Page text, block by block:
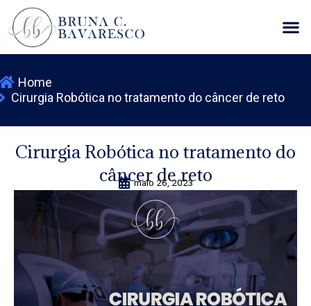
para
conteúdo
Home
Cirurgia Robótica no tratamento do câncer de reto
Cirurgia Robótica no tratamento do
câncer de reto
maio 26, 2023